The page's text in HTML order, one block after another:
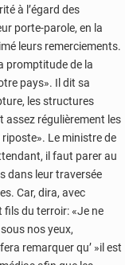
à l’égard des
porte-parole, en la
leurs remerciements.
promptitude de la
pays». Il dit sa
les structures
assez régulièrement les
Le ministre de
il faut parer au
dans leur traversée
Car, dira, avec
fils du terroir: «Je ne
nos yeux,
remarquer qu’ »il est